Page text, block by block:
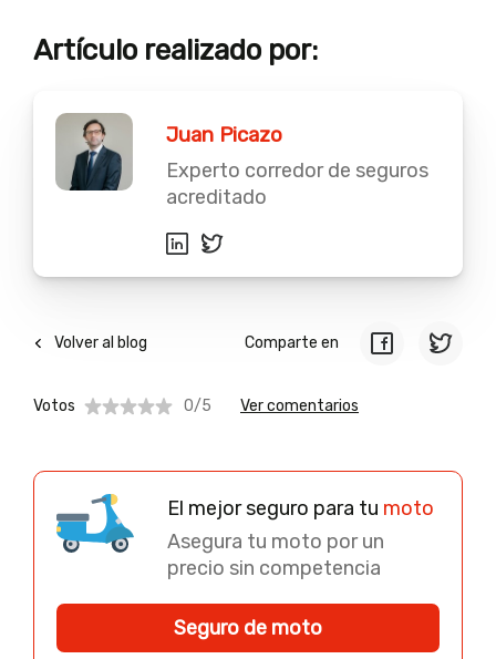
Artículo realizado por:
Juan Picazo
Experto corredor de seguros
acreditado
Volver al blog Comparte en
Votos 0/5 Ver comentarios
El mejor seguro para tu moto
Asegura tu moto por un
precio sin competencia
Seguro de moto